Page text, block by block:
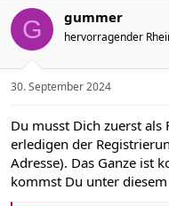
G gummer
hervorragender
30. September 2024
Du musst Dich zuerst
erledigen der
Adresse). Das Ganze ist
kommst Du unter diesem